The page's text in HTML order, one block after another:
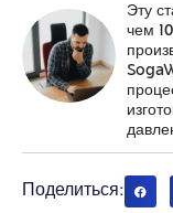
Эту
чем
Поделиться: